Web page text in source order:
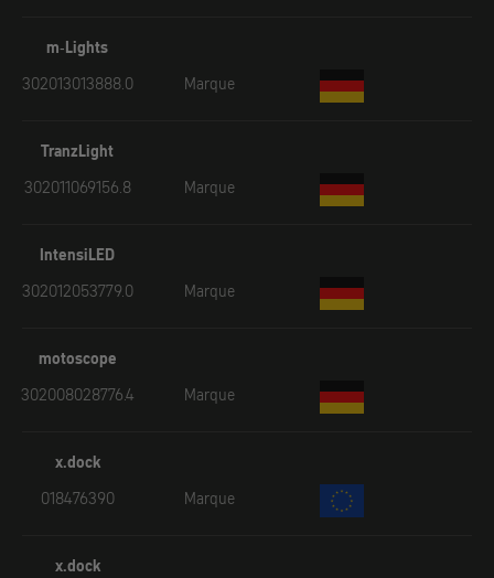
m-Lights
302013013888.0
Marque
TranzLight
302011069156.8
Marque
IntensiLED
302012053779.0
Marque
motoscope
302008028776.4
Marque
x.dock
018476390
Marque
x.dock